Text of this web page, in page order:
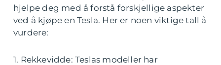
hjelpe deg med å forstå forskjellige aspekter
ved å kjøpe en Tesla. Her er noen viktige tall å
vurdere:
1. Rekkevidde: Teslas modeller har